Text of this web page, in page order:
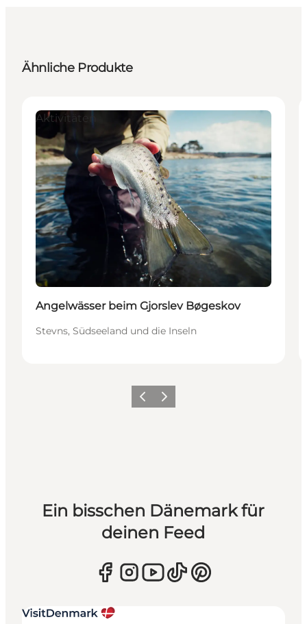
Ähnliche Produkte
Aktivitäten
Angelwässer beim Gjorslev Bøgeskov
Stevns, Südseeland und die Inseln
ZurückWeiter
Ein bisschen Dänemark für
deinen Feed